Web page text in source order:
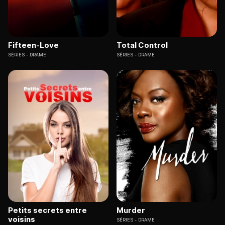
Fifteen-Love
SÉRIES DRAME
Total Control
SÉRIES DRAME
Petits secrets entre
voisins
Murder
SÉRIES DRAME